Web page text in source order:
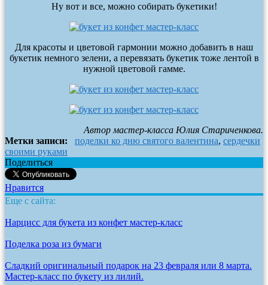
Ну вот и все, можно собирать букетики!
Для красоты и цветовой гармонии можно добавить в наш
букетик немного зелени, а перевязать букетик тоже лентой в
нужной цветовой гамме.
Автор мастер-класса Юлия Стариченкова.
Метки записи:
поделки ко дню святого валентина, сердечки
своими руками
Поделиться
Нравится
Еще с сайта:
Нарцисс для букета из конфет мастер-класс
Поделка роза из бумаги
Сладкий оригинальный подарок на 23 февраля или 8 марта.
Мастер-класс по букету из лилий.